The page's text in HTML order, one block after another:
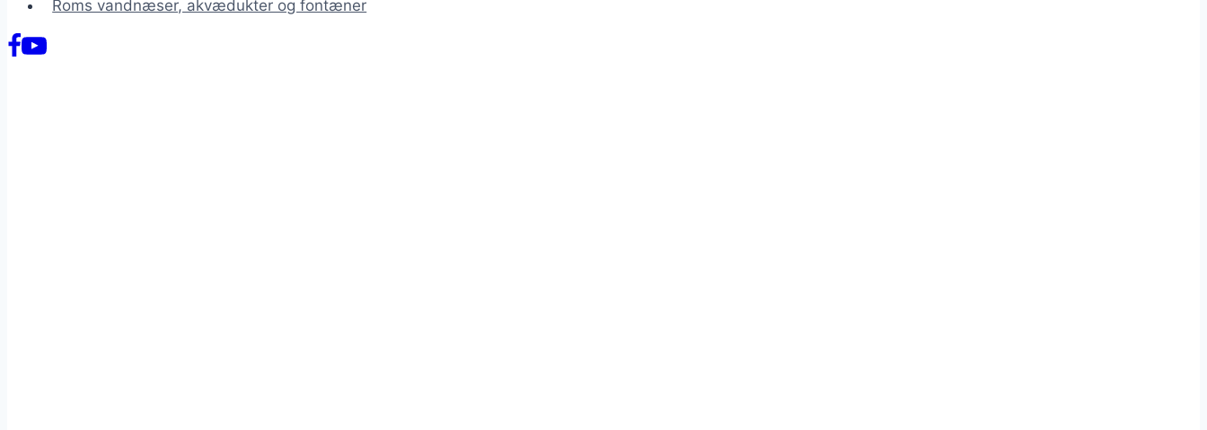
Roms vandnæser, akvædukter og fontæner